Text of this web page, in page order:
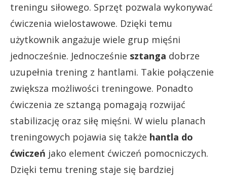
treningu siłowego. Sprzęt pozwala wykonywać
ćwiczenia wielostawowe. Dzięki temu
użytkownik angażuje wiele grup mięśni
jednocześnie. Jednocześnie sztanga dobrze
uzupełnia trening z hantlami. Takie połączenie
zwiększa możliwości treningowe. Ponadto
ćwiczenia ze sztangą pomagają rozwijać
stabilizację oraz siłę mięśni. W wielu planach
treningowych pojawia się także hantla do
ćwiczeń jako element ćwiczeń pomocniczych.
Dzięki temu trening staje się bardziej